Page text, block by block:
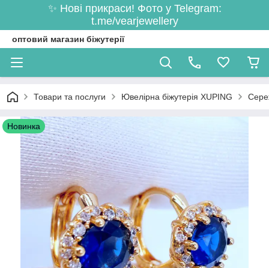
✨ Нові прикраси! Фото у Telegram:
t.me/vearjewellery
оптовий магазин біжутерії
Товари та послуги Ювелірна біжутерія XUPING
Новинка